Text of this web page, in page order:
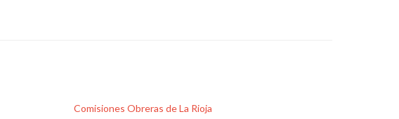
Comisiones Obreras de La Rioja